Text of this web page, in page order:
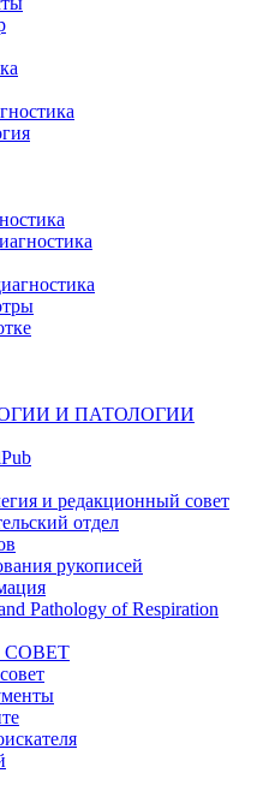
И ПАТОЛОГИИ
и редакционный совет
отдел
рукописей
Pathology of Respiration